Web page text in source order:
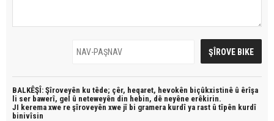
BALKÊŞÎ: Şîroveyên ku têde; çêr, heqaret, hevokên biçûkxistinê û êrîşa
li ser bawerî, gel û neteweyên din hebin, dê neyêne erêkirin.
JI kerema xwe re şîroveyên xwe jî bi gramera kurdî ya rast û tîpên kurdî
binivîsin